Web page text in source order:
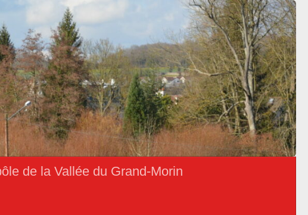
de la Vallée du Grand-Morin